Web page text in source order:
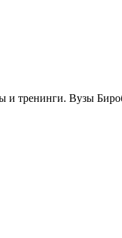
и тренинги. Вузы